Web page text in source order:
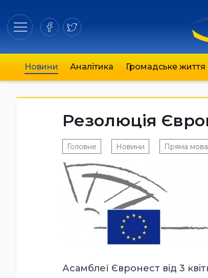
Новини Аналітика Громадське життя
Резолюція
Головне Новини Пряма мова
Асамблеї Євронест від 3